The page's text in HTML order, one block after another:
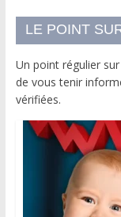
LE POINT
Un point régulier
de vous tenir
vérifiées.